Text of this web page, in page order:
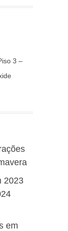
3 –
2023
em